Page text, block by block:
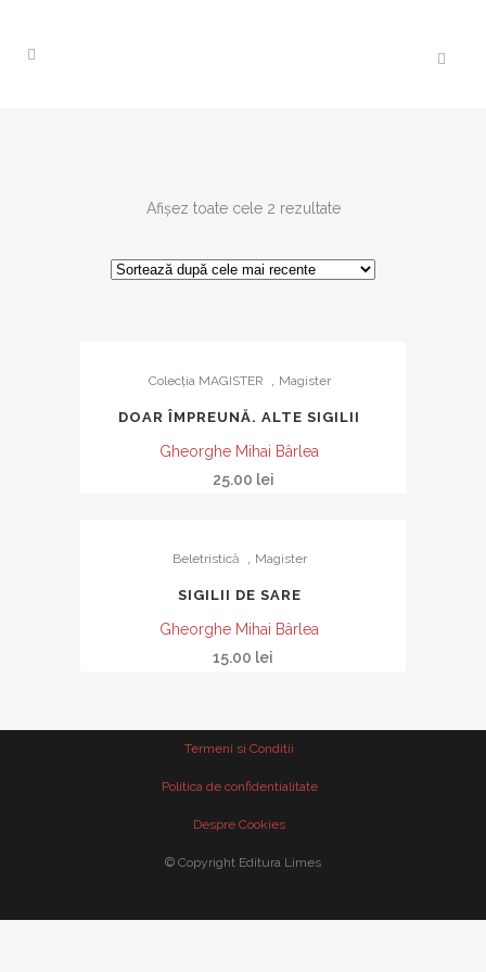
Afișez toate cele 2 rezultateSortat
după
Colecția MAGISTER Magister
DOAR ÎMPREUNĂ. ALTE SIGILII
Gheorghe Mihai Bârlea
25.00 lei
Beletristică Magister
SIGILII DE SARE
Gheorghe Mihai Bârlea
15.00 lei
Termeni si Conditii
Politica de confidentialitate
Despre Cookies
© Copyright Editura Limes